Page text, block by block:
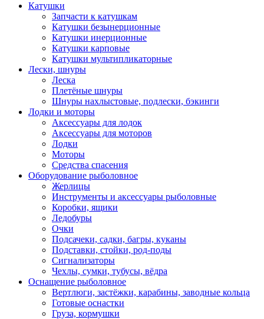
Катушки
Запчасти к катушкам
Катушки безынерционные
Катушки инерционные
Катушки карповые
Катушки мультипликаторные
Лески, шнуры
Леска
Плетёные шнуры
Шнуры нахлыстовые, подлески, бэкинги
Лодки и моторы
Аксессуары для лодок
Аксессуары для моторов
Лодки
Моторы
Средства спасения
Оборудование рыболовное
Жерлицы
Инструменты и аксессуары рыболовные
Коробки, ящики
Ледобуры
Очки
Подсачеки, садки, багры, куканы
Подставки, стойки, род-поды
Сигнализаторы
Чехлы, сумки, тубусы, вёдра
Оснащение рыболовное
Вертлюги, застёжки, карабины, заводные кольца
Готовые оснастки
Груза, кормушки